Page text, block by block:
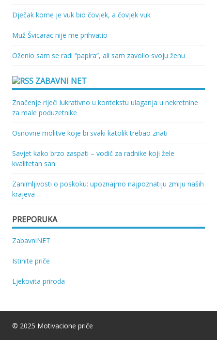
Dječak kome je vuk bio čovjek, a čovjek vuk
Muž Švicarac nije me prihvatio
Oženio sam se radi “papira”, ali sam zavolio svoju ženu
ZABAVNI NET
Značenje riječi lukrativno u kontekstu ulaganja u nekretnine
za male poduzetnike
Osnovne molitve koje bi svaki katolik trebao znati
Savjet kako brzo zaspati – vodič za radnike koji žele
kvalitetan san
Zanimljivosti o poskoku: upoznajmo najpoznatiju zmiju naših
krajeva
PREPORUKA
ZabavniNET
Istinite priče
Ljekovita priroda
© 2025 Motivacione priče